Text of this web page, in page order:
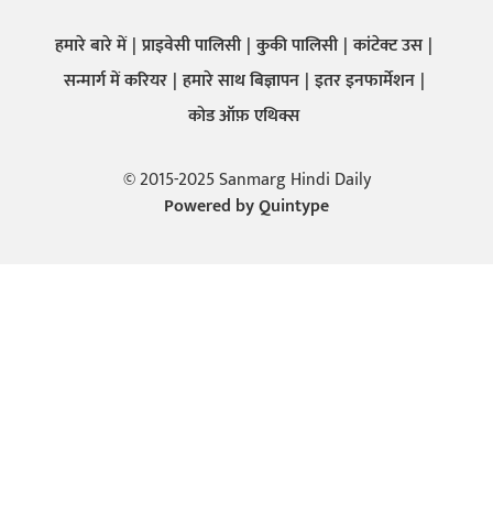
हमारे बारे में प्राइवेसी पालिसी कुकी पालिसी कांटेक्ट उस
सन्मार्ग में करियर हमारे साथ बिज्ञापन इतर इनफार्मेशन
कोड ऑफ़ एथिक्स
© 2015-2025 Sanmarg Hindi Daily
Powered byQuintype